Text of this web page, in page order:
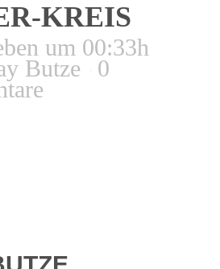
KREIS
um 00:33h
Butze 0